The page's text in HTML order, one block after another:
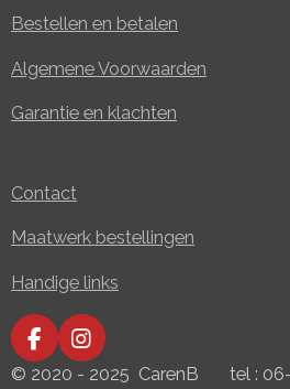
Bestellen en betalen
Algemene Voorwaarden
Garantie en klachten
Contact
Maatwerk bestellingen
Handige links
F
a
I
n
© 2020 - 2025 CarenB tel :